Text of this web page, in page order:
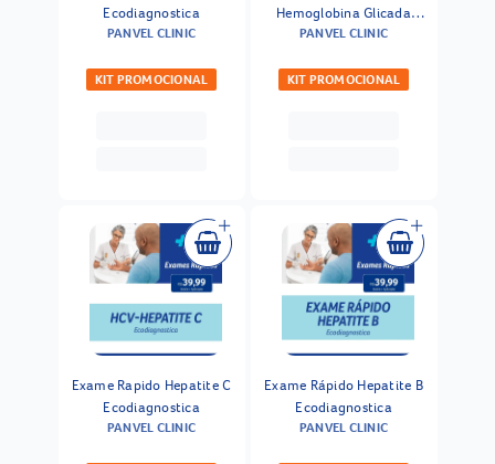
Ecodiagnostica
PANVEL CLINIC
KIT PROMOCIONAL
Hemoglobina Glicada
Ecodiagnostica
PANVEL CLINIC
KIT PROMOCIONAL
Exame Rapido Hepatite C
Ecodiagnostica
PANVEL CLINIC
Exame Rápido Hepatite B
Ecodiagnostica
PANVEL CLINIC